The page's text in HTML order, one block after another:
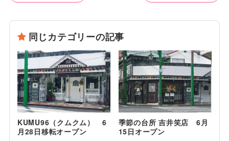
同じカテゴリーの記事
KUMU96（クムクム） 6
月28日移転オープン
季節の台所 吉井笑店 6月
15日オープン